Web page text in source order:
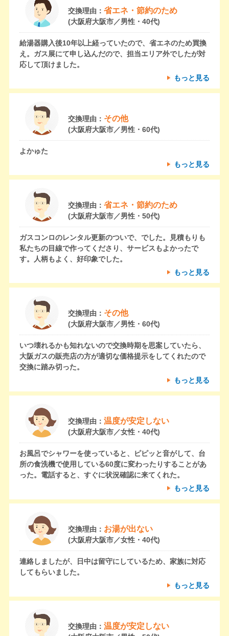
交換理由： 省エネ・節約のため
(大阪府大阪市／男性・40代)
給湯器購入後10年以上経っていたので、省エネのため買換
え。ガス展にて申し込んだので、担当エリア外でしたが対
応して頂けました。
もっと見る
交換理由： その他
(大阪府大阪市／男性・60代)
よかゅた
もっと見る
交換理由： 省エネ・節約のため
(大阪府大阪市／男性・50代)
ガスコンロのレンタル更新のついで、でした。見積もりも
私たちの目線で作ってくださり、サービスもよかったで
す。人柄もよく、好印象でした。
もっと見る
交換理由： その他
(大阪府大阪市／男性・60代)
いつ壊れるかも知れないので交換時期を思案していたら、
大阪ガスの販売店の方が適切な価格提示をしてくれたので
交換に踏み切った。
もっと見る
交換理由： 温度が安定しない
(大阪府大阪市／女性・40代)
お風呂でシャワーを使っていると、ピピッと音がして、台
所の食洗機で使用している60度に変わったりすることがあ
った。電話すると、すぐに状況確認に来てくれた。
もっと見る
交換理由： お湯が出ない
(大阪府大阪市／女性・40代)
連絡しましたが、日中は留守にしているため、家族に対応
してもらいました。
もっと見る
交換理由： 温度が安定しない